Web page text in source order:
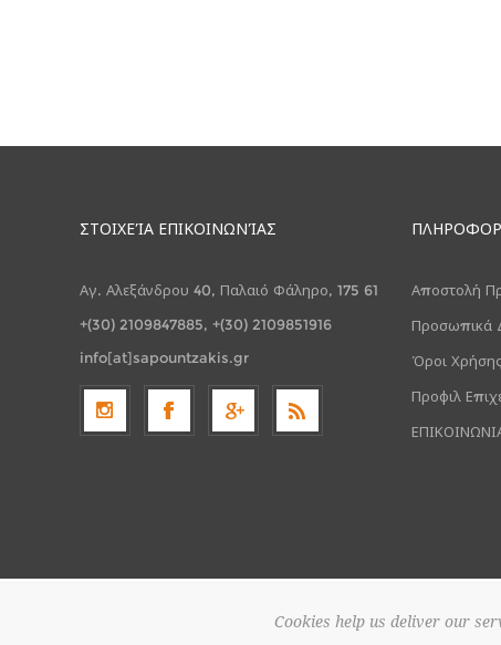
ΣΤΟΙΧΕΊΑ ΕΠΙΚΟΙΝΩΝΊΑΣ
Αγ. Αλεξάνδρου 40, Παλαιό Φάληρο, 175 61
+(30) 2109847885, +(30) 2109851916
info[at]sapountzakis.gr
Αποστολή
Προσωπικά
Όροι Χρήσης
Προφιλ
Πνευματική ιδιοκτησία ©
Cookies help us deliver our